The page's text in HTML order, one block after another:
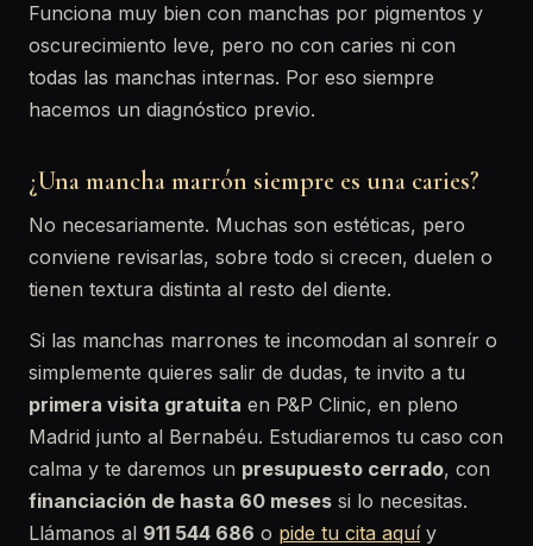
Funciona muy bien con manchas por pigmentos y
oscurecimiento leve, pero no con caries ni con
todas las manchas internas. Por eso siempre
hacemos un diagnóstico previo.
¿Una mancha marrón siempre es una caries?
No necesariamente. Muchas son estéticas, pero
conviene revisarlas, sobre todo si crecen, duelen o
tienen textura distinta al resto del diente.
Si las manchas marrones te incomodan al sonreír o
simplemente quieres salir de dudas, te invito a tu
primera visita gratuita en P&P Clinic, en pleno
Madrid junto al Bernabéu. Estudiaremos tu caso con
calma y te daremos un presupuesto cerrado, con
financiación de hasta 60 meses si lo necesitas.
Llámanos al 911 544 686 o pide tu cita aquíy